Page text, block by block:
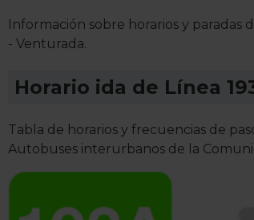
Información sobre horarios y paradas
- Venturada.
Horario ida de Línea
Tabla de horarios y frecuencias de
Autobuses interurbanos de la